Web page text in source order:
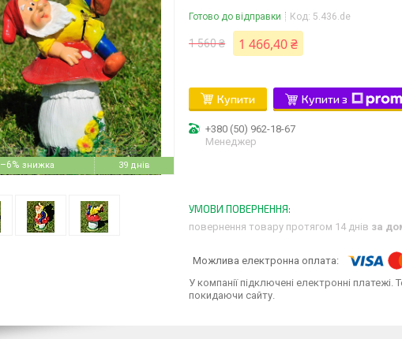
–6% 39 днів
Готово до відправки Код: 5.436.de
1 560 ₴ 1 466,40 ₴
Купити Купити з
+380 (50) 962-18-67
Менеджер
повернення товару протягом 14 днів за
У компанії підключені електронні
покидаючи сайту.